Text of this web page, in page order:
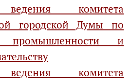
комитета
городской Думы по
промышленности и
комитета